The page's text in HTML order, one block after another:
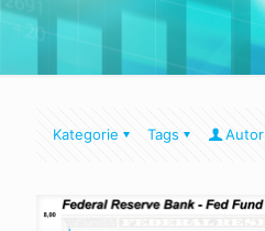
Kategorie Tags Autor